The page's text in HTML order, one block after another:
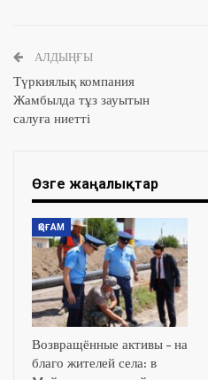
АЛДЫҢҒЫ
Түркиялық компания
Жамбылда тұз зауытын
салуға ниетті
Өзге жаңалықтар
ҚОҒАМ
Возвращённые активы – на
благо жителей села: в